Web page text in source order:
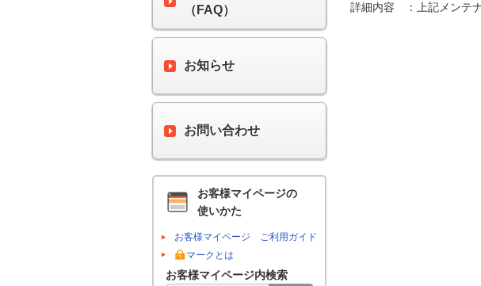
詳細内容　：上記メンテ
（FAQ）
お知らせ
お問い合わせ
お客様マイページの
使いかた
お客様マイページ ご利用ガイド
マークとは
お客様マイページ内検索